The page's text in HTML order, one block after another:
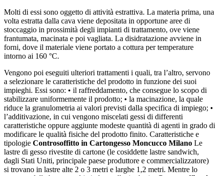
Molti di essi sono oggetto di attività estrattiva. La materia prima, una
volta estratta dalla cava viene depositata in opportune aree di
stoccaggio in prossimità degli impianti di trattamento, ove viene
frantumata, macinata e poi vagliata. La disidratazione avviene in
forni, dove il materiale viene portato a cottura per temperature
intorno ai 160 °C.
Vengono poi eseguiti ulteriori trattamenti i quali, tra l’altro, servono
a selezionare le caratteristiche del prodotto in funzione dei suoi
impieghi. Essi sono: • il raffreddamento, che consegue lo scopo di
stabilizzare uniformemente il prodotto; • la macinazione, la quale
riduce la granulometria ai valori previsti dalla specifica di impiego; •
l’additivazione, in cui vengono miscelati gessi di differenti
caratteristiche oppure aggiunte modeste quantità di agenti in grado di
modificare le qualità fisiche del prodotto finito. Caratteristiche e
tipologie Controsoffitto in Cartongesso Moncucco Milano Le
lastre di gesso rivestite di cartone (le cosiddette lastre sandwich,
dagli Stati Uniti, principale paese produttore e commercializzatore)
si trovano in lastre alte 2 o 3 metri e larghe 1,2 metri. Mentre lo